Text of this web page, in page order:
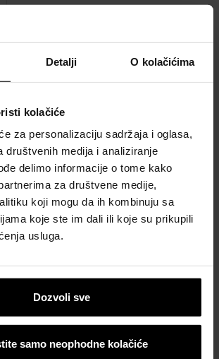
Detalji O kolačićima
kolačiće
za personalizaciju sadržaja i oglasa,
društvenih medija i analiziranje
delimo informacije o tome kako
za društvene medije,
koji mogu da ih kombinuju sa
koje ste im dali ili koje su prikupili
usluga.
Dozvoli sve
samo neophodne kolačiće
i